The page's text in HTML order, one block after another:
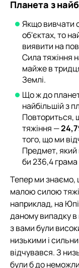
Планета з
Якщо вивчати
об'єктах, то
виявити на
Сила тяжіння
майже в
Землі.
Що ж до
найбільшій з
Повториться,
тяжіння —
того, що ми
Предмет, який
би 236,4 грама
Тепер ми знаємо,
малою силою
наприклад, на
даному випадку в
з вами були
низькими і
відчувався. З
були б до